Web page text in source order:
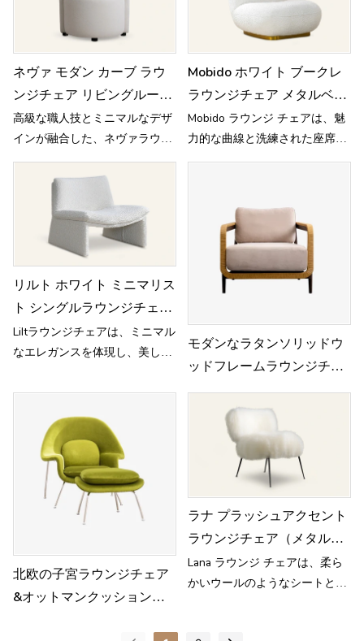
生まれます。
ネヴァ モダン カーブ ラウ
ンジチェア リビングルーム
用 C21
高級な職人技とミニマルなデザ
インが融合した、ネヴァラウン
ジチェア。全面に張られた布張
りが、格別な座り心地を提供し
Mobido ホワイト ブークレ
ラウンジチェア メタルベー
ス M003
Mobido ラウンジ チェアは、魅
力的な曲線と洗練された座席構
造を備え、絶妙な快適さと見た
リルト ホワイト ミニマリス
ト シングルラウンジチェア
リビングルーム用 H837
Liltラウンジチェアは、ミニマル
なエレガンスを体現し、美しさ
絶妙なバランスを実現していま
モダンなラタンソリッドウ
ッドフレームラウンジチェ
アアームチェア
北欧の子宮ラウンジチェア
&オットマンクッションチ
ラナ プラッシュアクセント
ラウンジチェア（メタルレ
ッグ付き） MY27
Lana ラウンジ チェアは、柔ら
かいウールのようなシートと細